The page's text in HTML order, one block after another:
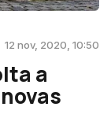
12 nov, 2020, 10:50
a